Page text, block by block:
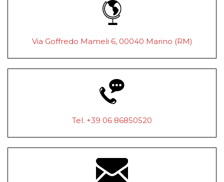
Via Goffredo Mameli 6, 00040 Marino (RM)
Tel. +39 06 86850520